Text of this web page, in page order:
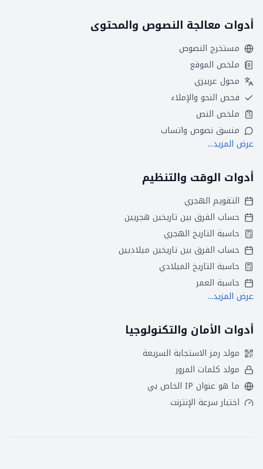
أدوات معالجة النصوص والمحتوى
مستخرج النصوص
ملخص الموقع
محول عربيزي
فحص النحو والإملاء
ملخص النص
منسق نصوص واتساب
عرض المزيد...
أدوات الوقت والتنظيم
التقويم الهجري
حساب الفرق بين تاريخين هجريين
حاسبة التاريخ الهجري
حساب الفرق بين تاريخين ميلاديين
حاسبة التاريخ الميلادي
حاسبة العمر
عرض المزيد...
أدوات الأمان والتكنولوجيا
مولد رمز الاستجابة السريعة
مولد كلمات المرور
ما هو عنوان IP الخاص بي
اختبار سرعة الإنترنت